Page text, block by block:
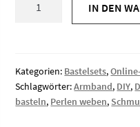
Beach
(3er
Set)
IN DEN
Kategorien: Bastelsets,
Schlagwörter:Armband, DIY,
basteln, Perlen weben,